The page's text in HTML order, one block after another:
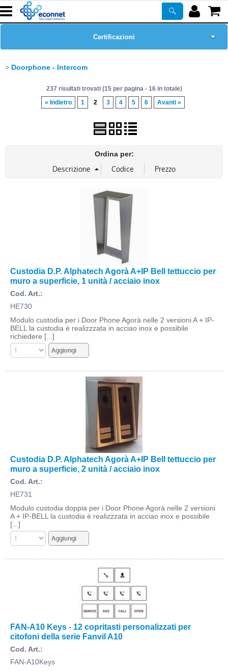
Chi siamo
ASSISTENZA
Certificazioni
Newsletter
PROMO ATTIVE
Doorphone - Intercom
237 risultati trovati (15 per pagina - 16 in totale)
« Indietro
1 2 3 4 5 6 Avanti »
Ordina per:
Custodia D.P. Alphatech Agorà A+IP Bell tettuccio per
muro a superficie, 1 unità / acciaio inox
Cod. Art.:
HE730
Modulo custodia per i Door Phone Agorà nelle 2 versioni A + IP-
BELL la custodia è realizzzata in acciao inox e possibile
richiedere [...]
Custodia D.P. Alphatech Agorà A+IP Bell tettuccio per
muro a superficie, 2 unità / acciaio inox
Cod. Art.:
HE731
Modulo custodia doppia per i Door Phone Agorà nelle 2 versioni
A + IP-BELL la custodia è realizzzata in acciao inox e possibile
[...]
FAN-A10 Keys - 12 copritasti personalizzati per
citofoni della serie Fanvil A10
Cod. Art.:
FAN-A10Keys